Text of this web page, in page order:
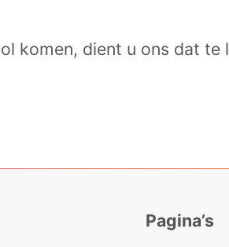
komen, dient u ons dat
Pagina’s